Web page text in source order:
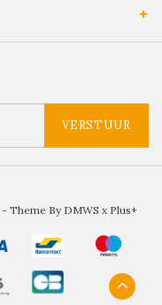
VERSTUUR
- Theme By DMWS x Plus+